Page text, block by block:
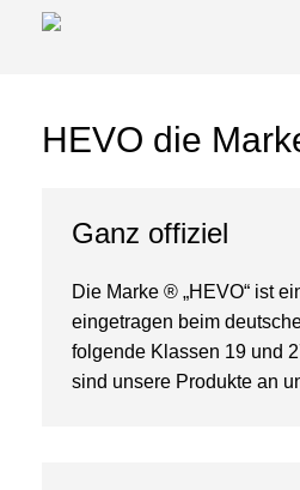
HEVO die
Ganz offiziel
Die Marke ® „HEVO“ ist
eingetragen beim
folgende Klassen 19 und
sind unsere Produkte an